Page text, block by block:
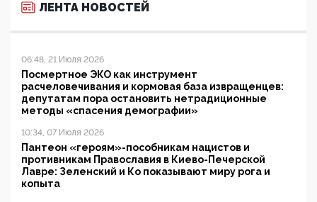
ЛЕНТА НОВОСТЕЙ
06:48, 21 Июля 2026
Посмертное ЭКО как инструмент
расчеловечивания и кормовая база извращенцев:
депутатам пора остановить нетрадиционные
методы «спасения демографии»
10:34, 07 Июля 2026
Пантеон «героям»-пособникам нацистов и
противникам Православия в Киево-Печерской
Лавре: Зеленский и Ко показывают миру рога и
копыта